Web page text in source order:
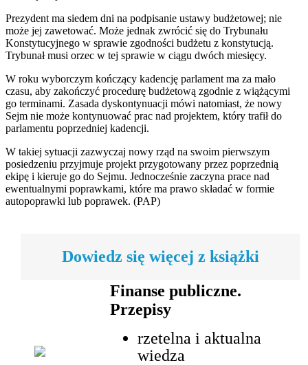
Prezydent ma siedem dni na podpisanie ustawy budżetowej; nie
może jej zawetować. Może jednak zwrócić się do Trybunału
Konstytucyjnego w sprawie zgodności budżetu z konstytucją.
Trybunał musi orzec w tej sprawie w ciągu dwóch miesięcy.
W roku wyborczym kończący kadencję parlament ma za mało
czasu, aby zakończyć procedurę budżetową zgodnie z wiążącymi
go terminami. Zasada dyskontynuacji mówi natomiast, że nowy
Sejm nie może kontynuować prac nad projektem, który trafił do
parlamentu poprzedniej kadencji.
W takiej sytuacji zazwyczaj nowy rząd na swoim pierwszym
posiedzeniu przyjmuje projekt przygotowany przez poprzednią
ekipę i kieruje go do Sejmu. Jednocześnie zaczyna prace nad
ewentualnymi poprawkami, które ma prawo składać w formie
autopoprawki lub poprawek. (PAP)
Dowiedz się więcej z książki
Finanse publiczne.
Przepisy
rzetelna i aktualna
wiedza